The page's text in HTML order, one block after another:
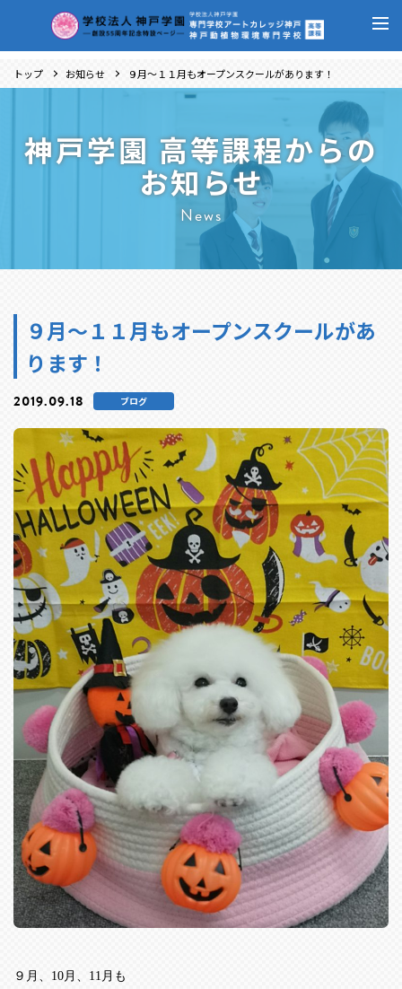
トップ お知らせ ９月～１１月もオープンスクールがあります！
神戸学園 高等課程からの
お知らせ
News
９月～１１月もオープンスクールがあ
ります！
2019.09.18 ブログ
９月、 10月、 11 月も